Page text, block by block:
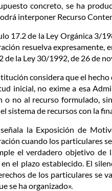
concreto, se ha
interponer Recurso
17.2 de la Ley Orgánica 3/
resuelva expresamente,
de la Ley 30/1992, de 26 de
considera que el
inicial, no exime a esa
o no al recurso formulado,
sistema de recursos con la
la Exposición de
cuando los particulares
el verdadero objetivo de
el plazo establecido. El
de los particulares se
se ha organizado».